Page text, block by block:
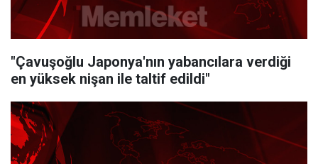
"Çavuşoğlu Japonya'nın yabancılara verdiği
en yüksek nişan ile taltif edildi"